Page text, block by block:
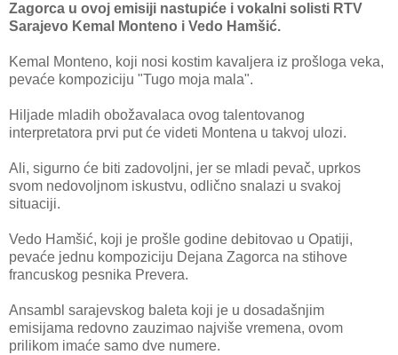
Zagorca u ovoj emisiji nastupiće i vokalni solisti RTV
Sarajevo Kemal Monteno i Vedo Hamšić.
Kemal Monteno, koji nosi kostim kavaljera iz prošloga veka,
pevaće kompoziciju "Tugo moja mala".
Hiljade mladih obožavalaca ovog talentovanog
interpretatora prvi put će videti Montena u takvoj ulozi.
Ali, sigurno će biti zadovoljni, jer se mladi pevač, uprkos
svom nedovoljnom iskustvu, odlično snalazi u svakoj
situaciji.
Vedo Hamšić, koji je prošle godine debitovao u Opatiji,
pevaće jednu kompoziciju Dejana Zagorca na stihove
francuskog pesnika Prevera.
Ansambl sarajevskog baleta koji je u dosadašnjim
emisijama redovno zauzimao najviše vremena, ovom
prilikom imaće samo dve numere.